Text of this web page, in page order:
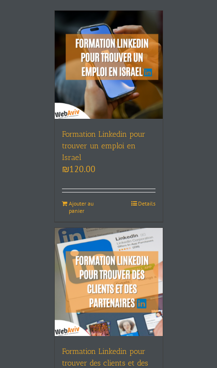
Formation Linkedin pour
trouver un emploi en
Israel
₪120.00
Ajouter au
panier
Details
Formation Linkedin pour
trouver des clients et des